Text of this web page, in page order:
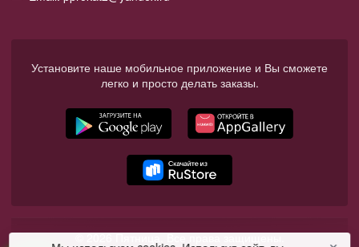
Установите наше мобильное приложение и Вы сможете
легко и просто делать заказы.
© 2026 Пятница. Все права защищены.